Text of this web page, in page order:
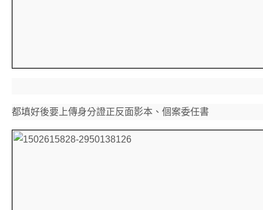
都填好後要上傳身分證正反面影本、個案委任書